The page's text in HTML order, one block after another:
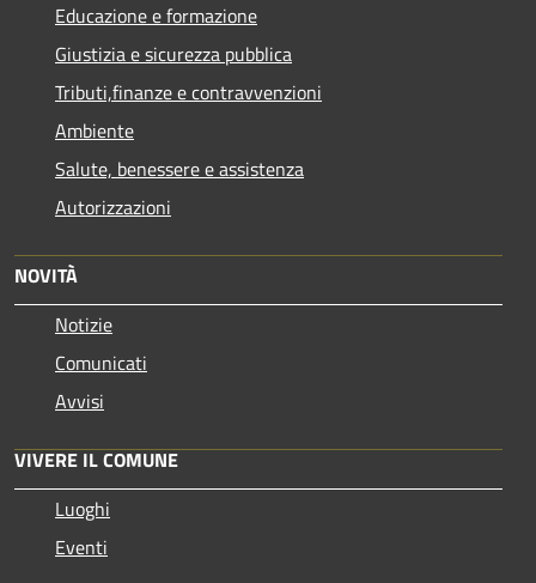
Educazione e formazione
Giustizia e sicurezza pubblica
Tributi,finanze e contravvenzioni
Ambiente
Salute, benessere e assistenza
Autorizzazioni
NOVITÀ
Notizie
Comunicati
Avvisi
VIVERE IL COMUNE
Luoghi
Eventi